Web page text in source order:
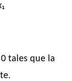
tales que la